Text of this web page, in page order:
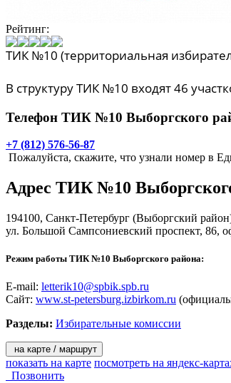
Рейтинг:
ТИК №10 (территориальная
В структуру ТИК №10 входят 46
Телефон ТИК №10 Выборгского
+7 (812) 576-56-87
Пожалуйста, скажите, что узнали номер в
Адрес ТИК №10
194100, Санкт-Петербург (Выборгский
ул. Большой Сампсониевский проспект, 86,
Режим работы ТИК №10 Выборгского района:
E-mail: letterik10@spbik.spb.ru
Сайт: www.st-petersburg.izbirkom.ru
Разделы: Избирательные комиссии
на карте / маршрут
показать на карте посмотреть на яндекс-
Позвонить